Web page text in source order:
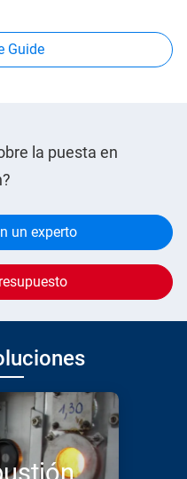
Guide
la puesta en
un experto